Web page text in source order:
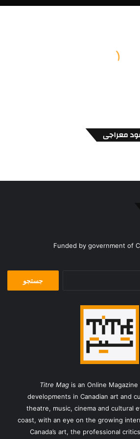
معراجی
Titre Mag is an Online
developments in Canadian art and
theatre, music, cinema and cultural
coast, with an eye on the growing
Canada’s art, the professional